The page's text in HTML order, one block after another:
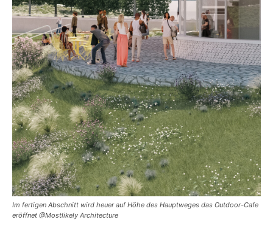
Im fertigen Abschnitt wird heuer auf Höhe des Hauptweges das Outdoor-Cafe
eröffnet @Mostlikely Architecture